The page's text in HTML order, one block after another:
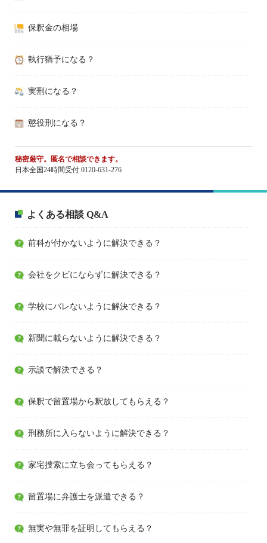
保釈金の相場
執行猶予になる？
実刑になる？
懲役刑になる？
秘密厳守。匿名で相談できます。
日本全国24時間受付 0120-631-276
よくある相談 Q&A
前科が付かないように解決できる？
会社をクビにならずに解決できる？
学校にバレないように解決できる？
新聞に載らないように解決できる？
示談で解決できる？
保釈で留置場から釈放してもらえる？
刑務所に入らないように解決できる？
家宅捜索に立ち会ってもらえる？
留置場に弁護士を派遣できる？
無実や無罪を証明してもらえる？